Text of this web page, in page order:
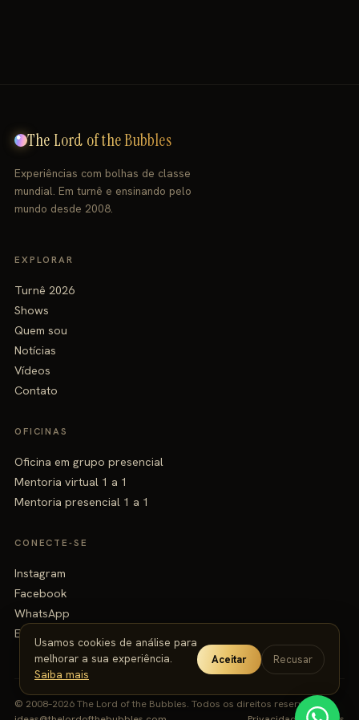
The Lord of the Bubbles
Experiências com bolhas de classe
mundial. Em turnê e ensinando pelo
mundo desde 2008.
EXPLORAR
Turnê 2026
Shows
Quem sou
Notícias
Vídeos
Contato
OFICINAS
Oficina em grupo presencial
Mentoria virtual 1 a 1
Mentoria presencial 1 a 1
CONECTE-SE
Instagram
Facebook
WhatsApp
Email
© 2008–2026 The Lord of the Bubbles. Todos os direitos reservados.
Usamos cookies de análise para
melhorar a sua experiência.
Saiba mais
Aceitar Recusar